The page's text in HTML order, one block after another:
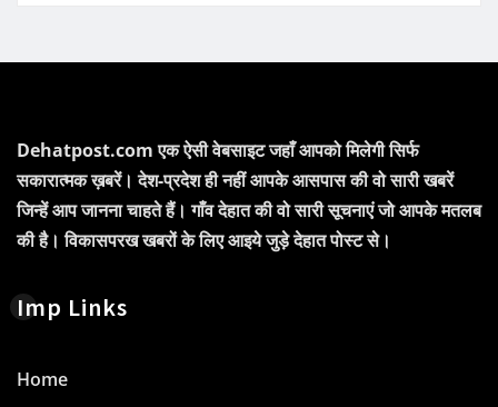
Dehatpost.com एक ऐसी वेबसाइट जहाँ आपको मिलेगी सिर्फ
सकारात्मक ख़बरें। देश-प्रदेश ही नहीं आपके आसपास की वो सारी खबरें
जिन्हें आप जानना चाहते हैं। गाँव देहात की वो सारी सूचनाएं जो आपके मतलब
की है। विकासपरख खबरों के लिए आइये जुड़े देहात पोस्ट से।
Imp Links
Home